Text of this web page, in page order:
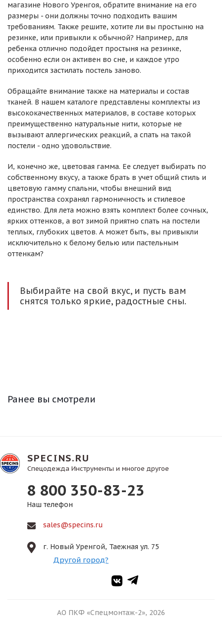
магазине Нового Уренгоя, обратите внимание на его
размеры - они должны точно подходить вашим
требованиям. Также решите, хотите ли вы простыню на
резинке, или привыкли к обычной? Например, для
ребенка отлично подойдет простыня на резинке,
особенно если он активен во сне, и каждое утро
приходится застилать постель заново.
Обращайте внимание также на материалы и состав
тканей. В нашем каталоге представлены комплекты из
высококачественных материалов, в составе которых
преимущественно натуральные нити, которые не
вызывают аллергических реакций, а спать на такой
постели - одно удовольствие.
И, конечно же, цветовая гамма. Ее следует выбирать по
собственному вкусу, а также брать в учет общий стиль и
цветовую гамму спальни, чтобы внешний вид
пространства сохранял гармоничность и стилевое
единство. Для лета можно взять комплект более сочных,
ярких оттенков, а вот зимой приятно спать на постели
теплых, глубоких цветов. А может быть, вы привыкли
исключительно к белому белью или пастельным
оттенкам?
Выбирайте на свой вкус, и пусть вам
снятся только яркие, радостные сны.
Ранее вы смотрели
SPECINS.RU
Спецодежда Инструменты и многое другое
8 800 350-83-23
Наш телефон
sales@specins.ru
г. Новый Уренгой, Таежная ул. 75
Другой город?
АО ПКФ «Спецмонтаж-2», 2026